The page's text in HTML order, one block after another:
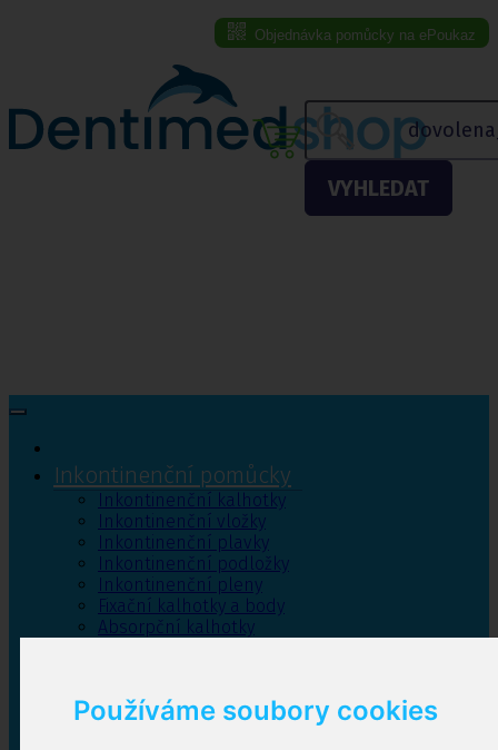
Používáme soubory cookies
Objednávka pomůcky na ePoukaz
VYHLEDAT
Inkontinenční pomůcky
Inkontinenční kalhotky
Inkontinenční vložky
Inkontinenční plavky
Inkontinenční podložky
Inkontinenční pleny
Fixační kalhotky a body
Absorpční kalhotky